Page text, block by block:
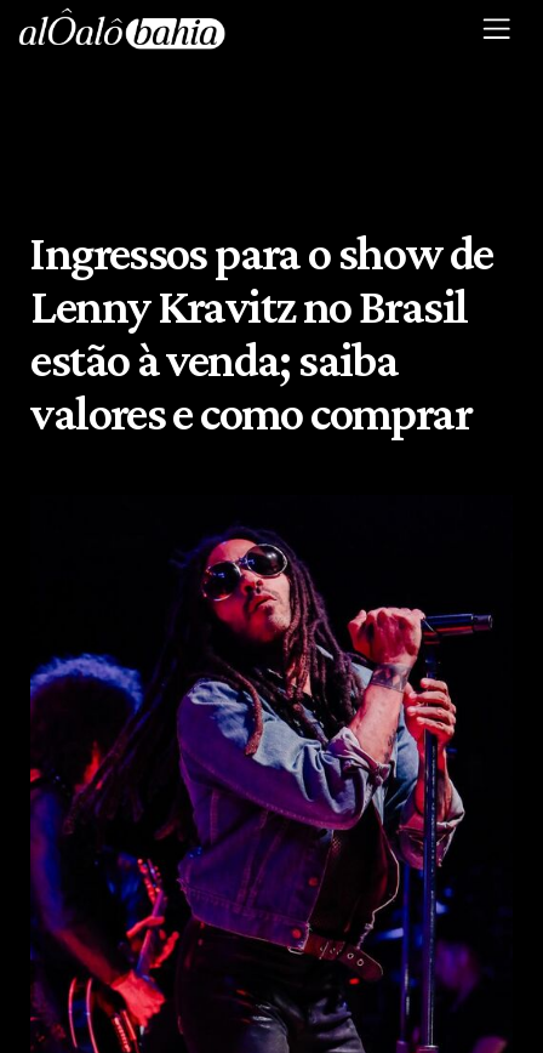
Ingressos para o show de
Lenny Kravitz no Brasil
estão à venda; saiba
valores e como comprar